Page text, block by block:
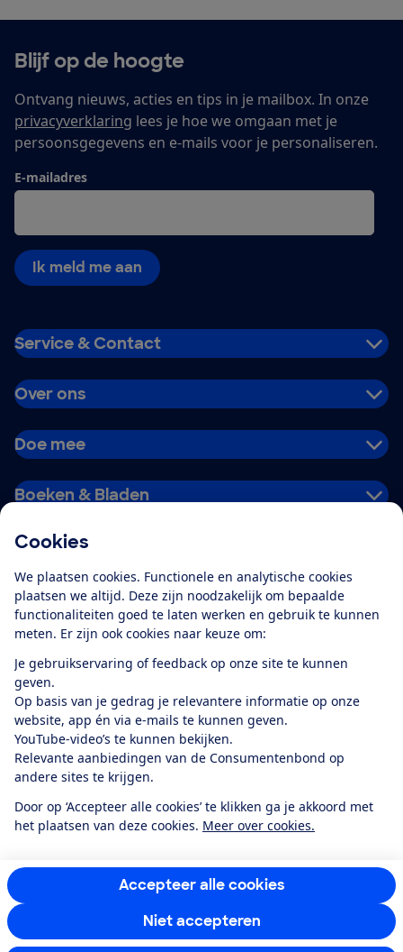
Cookies
We plaatsen cookies. Functionele en analytische cookies
plaatsen we altijd. Deze zijn noodzakelijk om bepaalde
functionaliteiten goed te laten werken en gebruik te kunnen
meten. Er zijn ook cookies naar keuze om:
Je gebruikservaring of feedback op onze site te kunnen
geven.
Op basis van je gedrag je relevantere informatie op onze
website, app én via e-mails te kunnen geven.
YouTube-video’s te kunnen bekijken.
Relevante aanbiedingen van de Consumentenbond op
andere sites te krijgen.
Door op ‘Accepteer alle cookies’ te klikken ga je akkoord met
het plaatsen van deze cookies. Meer over cookies.
Accepteer alle cookies
Niet accepteren
Blijf op de hoogte
Ontvang nieuws, acties en tips in je mailbox. In onze
privacyverklaring lees je hoe we omgaan met je
persoonsgegevens en e-mails voor je personaliseren.
E-mailadres
Ik meld me aan
Service & Contact
Over ons
Doe mee
Boeken & Bladen
Alles over de
app
Algemene Voorwaarden
Privacyverklaring
Cookiebeleid
Privacyvoorkeuren
Toegankelijkheid
RSS-feed nieuws
Facebook
TwitterInstagram
YoutubeLinkedIn
12.901consumentenbeoordelen de Consumentenbondmet gemiddeld